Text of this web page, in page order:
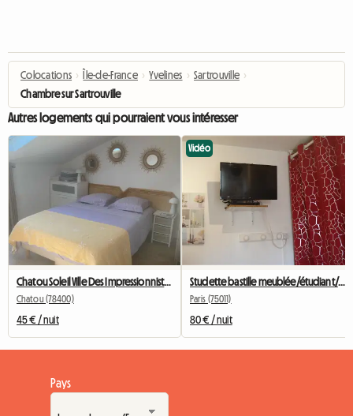
Colocations › Île-de-France › Yvelines › Sartrouville ›
Chambre sur Sartrouville
Autres logements qui pourraient vous intéresser
Chatou Soleil Ville Des Impressionnistes
Chatou (78400)
45 € / nuit
Vidéo
Studette bastille meublée/étudiant/stagiaire/déplacement pro
Paris (75011)
80 € / nuit
Pays